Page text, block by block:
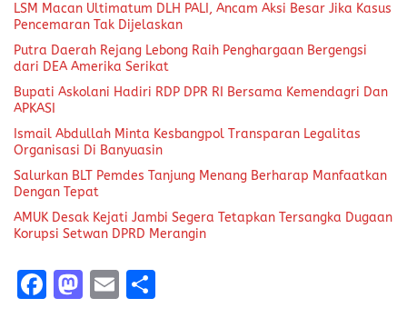
LSM Macan Ultimatum DLH PALI, Ancam Aksi Besar Jika Kasus
Pencemaran Tak Dijelaskan
Putra Daerah Rejang Lebong Raih Penghargaan Bergengsi
dari DEA Amerika Serikat
Bupati Askolani Hadiri RDP DPR RI Bersama Kemendagri Dan
APKASI
Ismail Abdullah Minta Kesbangpol Transparan Legalitas
Organisasi Di Banyuasin
Salurkan BLT Pemdes Tanjung Menang Berharap Manfaatkan
Dengan Tepat
AMUK Desak Kejati Jambi Segera Tetapkan Tersangka Dugaan
Korupsi Setwan DPRD Merangin
F
M E